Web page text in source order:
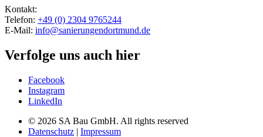
Kontakt:
Telefon: +49 (0) 2304 9765244
E-Mail: info@sanierungendortmund.de
Verfolge uns auch hier
Facebook
Instagram
LinkedIn
© 2026 SA Bau GmbH. All rights reserved
Datenschutz | Impressum